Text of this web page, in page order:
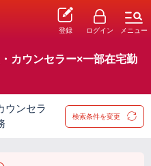
登録 ログイン メニュー
カウンセラー×一部在宅勤
ウンセラ
検索条件を変更